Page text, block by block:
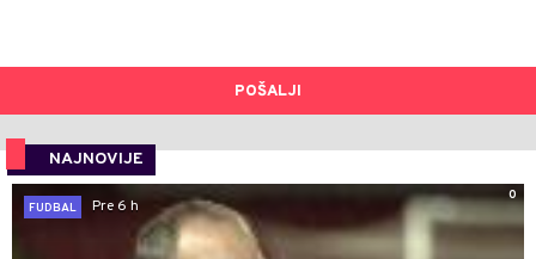
POŠALJI
NAJNOVIJE
0
FUDBAL
Pre 6 h